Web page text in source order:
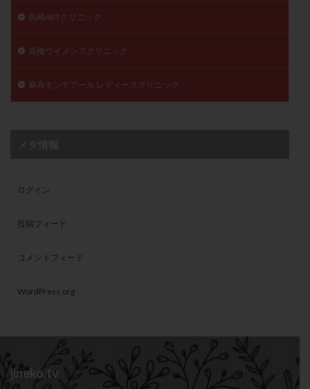
高崎ARTクリニック
高橋ウイメンズクリニック
麻布モンテアール レディースクリニック
ログイン
投稿フィード
コメントフィード
WordPress.org
jineko.tv